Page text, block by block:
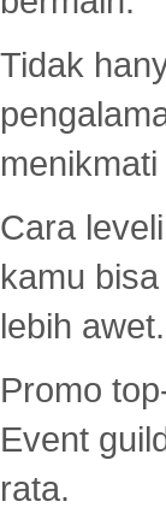
Tidak
Cara
kamu
lebih
Promo
Event
rata.